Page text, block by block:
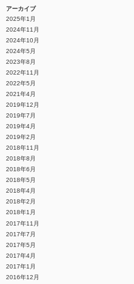
アーカイブ
2025年1月
2024年11月
2024年10月
2024年5月
2023年8月
2022年11月
2022年5月
2021年4月
2019年12月
2019年7月
2019年4月
2019年2月
2018年11月
2018年8月
2018年6月
2018年5月
2018年4月
2018年2月
2018年1月
2017年11月
2017年7月
2017年5月
2017年4月
2017年1月
2016年12月